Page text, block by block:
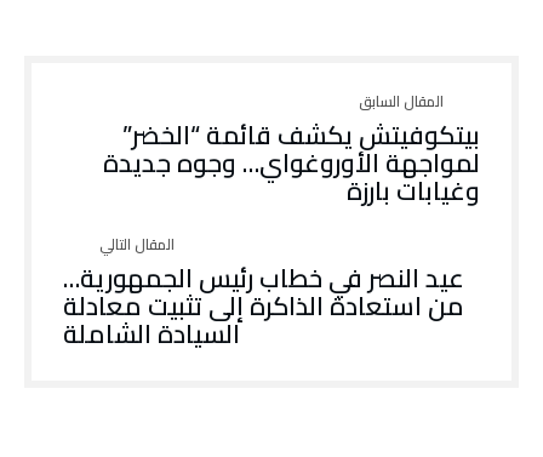
بيتكوفيتش يكشف قائمة “الخضر”
لمواجهة الأوروغواي… وجوه جديدة
وغيابات بارزة
عيد النصر في خطاب رئيس الجمهورية…
من استعادة الذاكرة إلى تثبيت معادلة
السيادة الشاملة